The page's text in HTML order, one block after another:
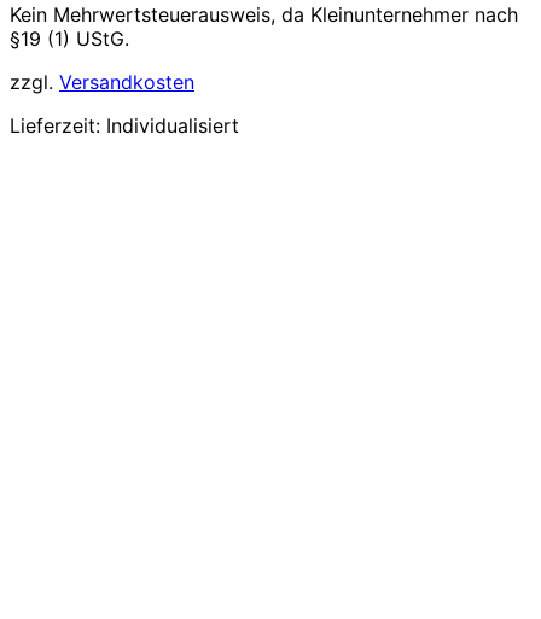
Kein Mehrwertsteuerausweis, da Kleinunternehmer nach
§19 (1) UStG.
zzgl. Versandkosten
Lieferzeit: Individualisiert